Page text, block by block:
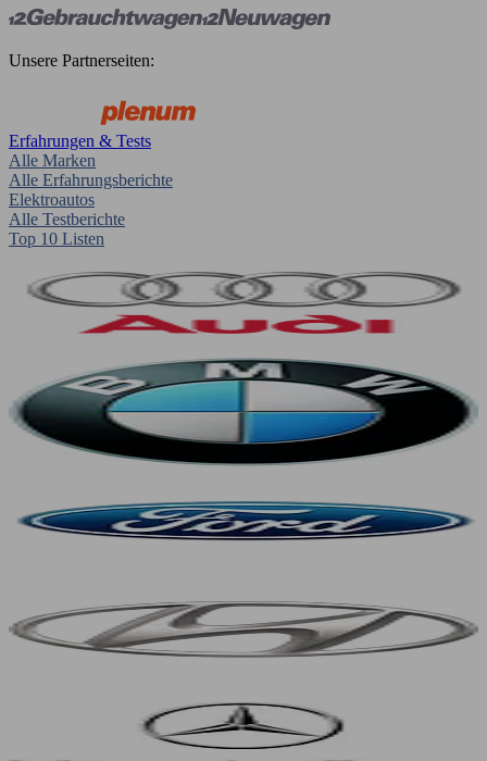
Unsere Partnerseiten:
Erfahrungen & Tests
Alle Marken
Alle Erfahrungsberichte
Elektroautos
Alle Testberichte
Top 10 Listen